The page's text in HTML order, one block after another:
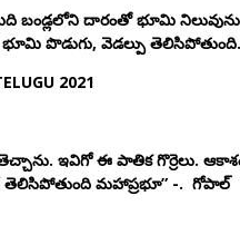
బండ్లలోని దారంతో భూమి
భూమి పొడుగు, వెడల్పు
2021
ఇవిగో ఈ పాతిక గొర్రెలు. ఆకాశంలో
తెలిసిపోతుంది మహాప్రభూ” -. గోపాల్